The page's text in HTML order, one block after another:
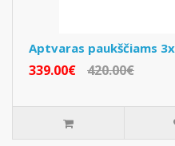
Aptvaras paukščiams
339.00€ 420.00€